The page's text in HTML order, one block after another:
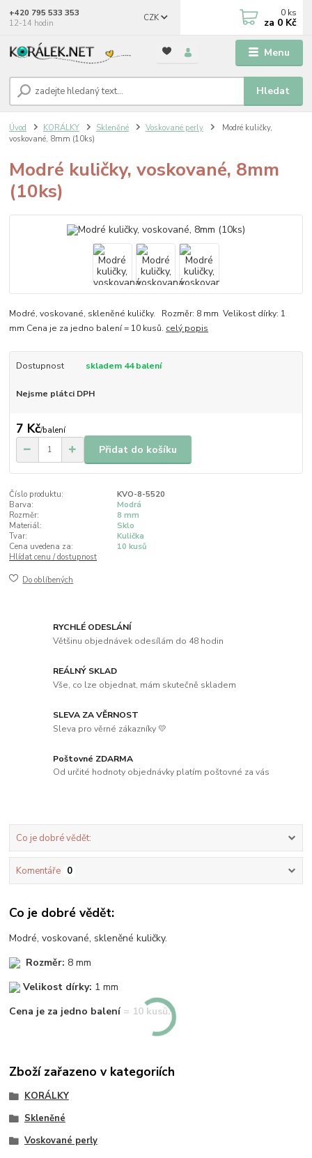
Menu
CZK
Hledat
+420 795 533 353
12-14 hodin
0 ks
za 0 Kč
Úvod KORÁLKY Skleněné Voskované perly
Modré kuličky,
voskované, 8mm (10ks)
Modré kuličky, voskované, 8mm
(10ks)
Modré, voskované, skleněné kuličky. Rozměr: 8 mm Velikost dírky: 1
mm Cena je za jedno balení = 10 kusů. celý popis
Dostupnost skladem 44 balení
Nejsme plátci DPH
7 Kč/balení
Přidat do košíku
Číslo produktu:
KVO-8-5520
Barva:
Modrá
Rozměr:
8 mm
Materiál:
Sklo
Tvar:
Kulička
Cena uvedena za:
10 kusů
Hlídat cenu / dostupnost
Do oblíbených
RYCHLÉ ODESLÁNÍ
Většinu objednávek odesílám do 48 hodin
REÁLNÝ SKLAD
Vše, co lze objednat, mám skutečně skladem
SLEVA ZA VĚRNOST
Sleva pro věrné zákazníky 💛
Poštovné ZDARMA
Od určité hodnoty objednávky platím poštovné za vás
Co je dobré vědět:
Komentáře 0
Co je dobré vědět:
Modré, voskované, skleněné kuličky.
Rozměr: 8 mm
Velikost dírky: 1 mm
Cena je za jedno balení = 10 kusů.
Zboží zařazeno v kategoriích
KORÁLKY
Skleněné
Voskované perly